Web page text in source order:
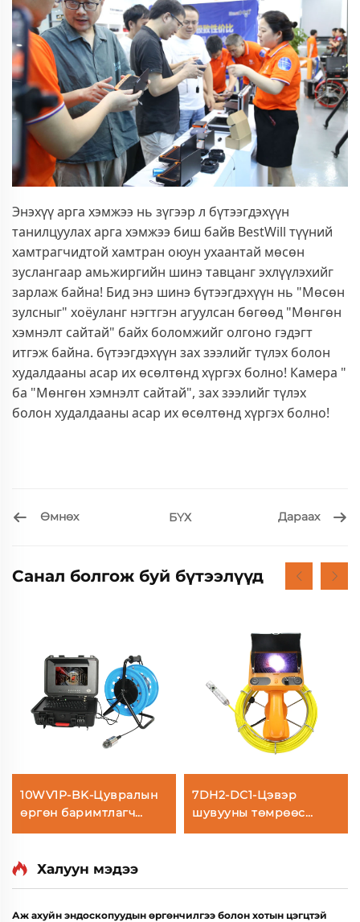
Энэхүү арга хэмжээ нь зүгээр л бүтээгдэхүүн
танилцуулах арга хэмжээ биш байв BestWill түүний
хамтрагчидтой хамтран оюун ухаантай мөсөн
зуслангаар амьжиргийн шинэ тавцанг эхлүүлэхийг
зарлаж байна! Бид энэ шинэ бүтээгдэхүүн нь "Мөсөн
зулсныг" хоёуланг нэгтгэн агуулсан бөгөөд "Мөнгөн
хэмнэлт сайтай" байх боломжийг олгоно гэдэгт
итгэж байна. бүтээгдэхүүн зах зээлийг түлэх болон
худалдааны асар их өсөлтөнд хүргэх болно! Камера "
ба "Мөнгөн хэмнэлт сайтай", зах зээлийг түлэх
болон худалдааны асар их өсөлтөнд хүргэх болно!
Өмнөх БҮХ Дараах
Санал болгож буй бүтээлүүд
10WV1P-BK-Цувралын
өргөн баримтлагч
камера
7DH2-DC1-Цэвэр
шувууны төмрөөс
шалгах камера
Халуун мэдээ
Аж ахуйн эндоскопуудын өргөнчилгээ болон хотын цэгцтэй